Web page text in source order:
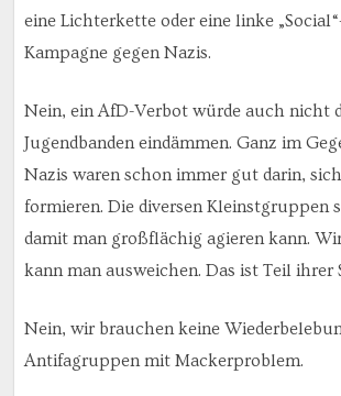
eine Lichterkette oder eine linke
Kampagne gegen Nazis.
Nein, ein AfD-Verbot würde auch nicht
Jugendbanden eindämmen. Ganz im
Nazis waren schon immer gut darin,
formieren. Die diversen Kleinstgruppen
damit man großflächig agieren kann.
kann man ausweichen. Das ist Teil ihrer
Nein, wir brauchen keine
Antifagruppen mit Mackerproblem.